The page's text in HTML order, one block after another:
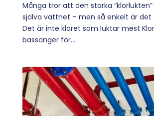
Många tror att den starka
själva vattnet – men så enkelt är det
Det är inte kloret som luktar mest
bassänger för...